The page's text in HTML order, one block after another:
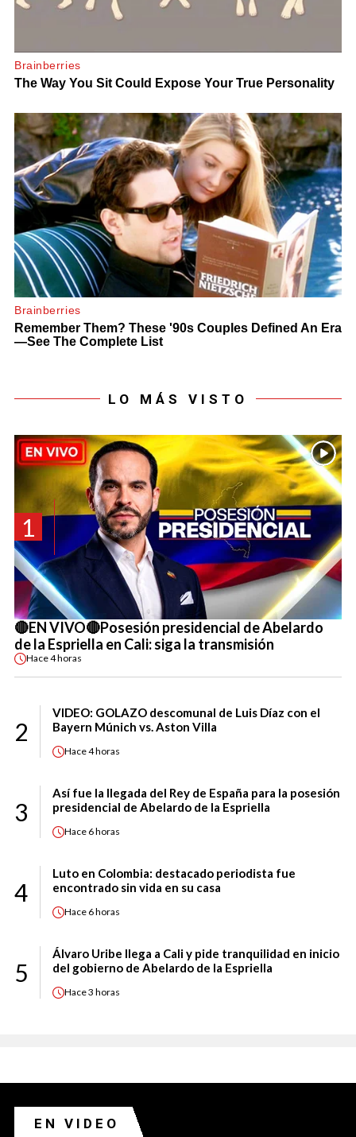
LO MÁS VISTO
1
🔴EN VIVO🔴Posesión presidencial de Abelardo
de la Espriella en Cali: siga la transmisión
Hace4 horas
2
VIDEO: GOLAZO descomunal de Luis Díaz con el
Bayern Múnich vs. Aston Villa
Hace4 horas
3
Así fue la llegada del Rey de España para la posesión
presidencial de Abelardo de la Espriella
Hace 6 horas
4
Luto en Colombia: destacado periodista fue
encontrado sin vida en su casa
Hace 6 horas
5
Álvaro Uribe llega a Cali y pide tranquilidad en inicio
del gobierno de Abelardo de la Espriella
Hace3 horas
EN VIDEO